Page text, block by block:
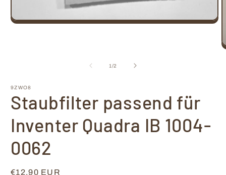
Medien
1/von
2
9ZWO8
Staubfilter passend für
Inventer Quadra IB 1004-
0062
Normaler
€12,90 EUR